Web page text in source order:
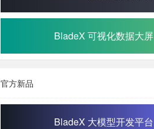
BladeX 可视化数据大屏
官方新品
BladeX 大模型开发平台